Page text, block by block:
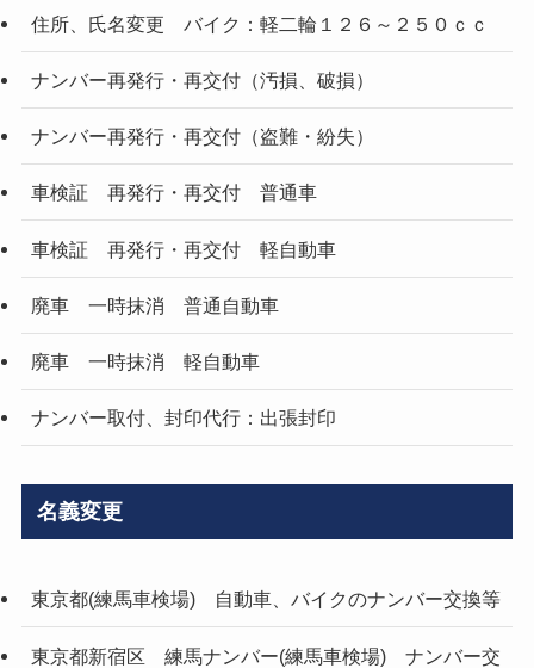
住所、氏名変更 バイク：軽二輪１２６～２５０ｃｃ
ナンバー再発行・再交付（汚損、破損）
ナンバー再発行・再交付（盗難・紛失）
車検証 再発行・再交付 普通車
車検証 再発行・再交付 軽自動車
廃車 一時抹消 普通自動車
廃車 一時抹消 軽自動車
ナンバー取付、封印代行：出張封印
名義変更
東京都(練馬車検場) 自動車、バイクのナンバー交換等
東京都新宿区 練馬ナンバー(練馬車検場) ナンバー交